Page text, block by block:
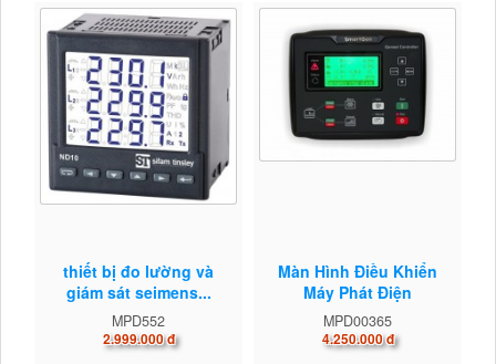
thiết bị đo lường và
giám sát seimens...
MPD552
2.999.000 đ
Màn Hình Điều Khiển
Máy Phát Điện
MPD00365
4.250.000 đ